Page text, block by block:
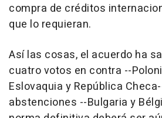
compra de créditos
que lo requieran.
Así las cosas, el acuerdo ha
cuatro votos en contra --
Eslovaquia y República
abstenciones --Bulgaria y